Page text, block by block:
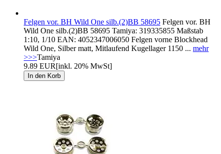
Felgen vor. BH Wild One silb.(2)BB 58695 Felgen vor. BH
Wild One silb.(2)BB 58695 Tamiya: 319335855 Maßstab
1:10, 1/10 EAN: 4052347006050 Felgen vorne Blockhead
Wild One, Silber matt, Mitlaufend Kugellager 1150 ... mehr
>>>Tamiya
9.89 EUR[inkl. 20% MwSt]